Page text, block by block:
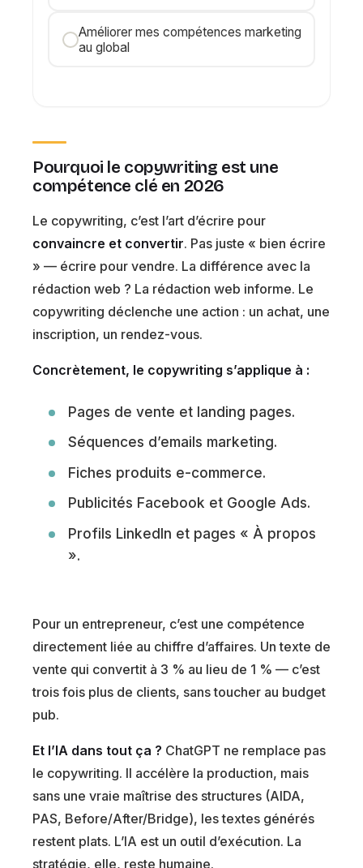
Améliorer mes compétences marketing
au global
Pourquoi le copywriting est une
compétence clé en 2026
Le copywriting, c’est l’art d’écrire pour
convaincre et convertir. Pas juste « bien écrire
» — écrire pour vendre. La différence avec la
rédaction web ? La rédaction web informe. Le
copywriting déclenche une action : un achat, une
inscription, un rendez-vous.
Concrètement, le copywriting s’applique à :
Pages de vente et landing pages.
Séquences d’emails marketing.
Fiches produits e-commerce.
Publicités Facebook et Google Ads.
Profils LinkedIn et pages « À propos
».
Pour un entrepreneur, c’est une compétence
directement liée au chiffre d’affaires. Un texte de
vente qui convertit à 3 % au lieu de 1 % — c’est
trois fois plus de clients, sans toucher au budget
pub.
Et l’IA dans tout ça ? ChatGPT ne remplace pas
le copywriting. Il accélère la production, mais
sans une vraie maîtrise des structures (AIDA,
PAS, Before/After/Bridge), les textes générés
restent plats. L’IA est un outil d’exécution. La
stratégie, elle, reste humaine.